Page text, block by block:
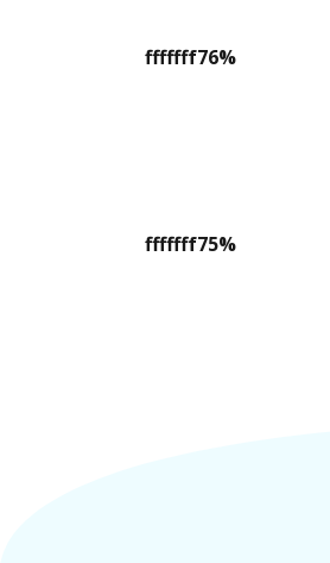
fffffff76%
fffffff75%